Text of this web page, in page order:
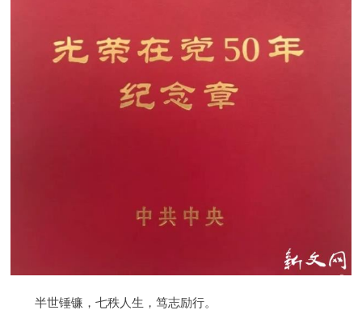
半世锤镰，七秩人生，笃志励行。